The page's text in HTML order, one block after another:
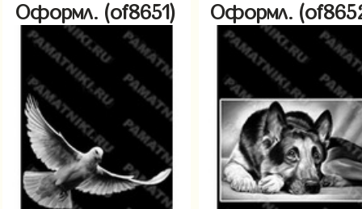
Оформл. (of8651) Оформл.